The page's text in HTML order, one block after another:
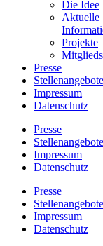
Die Idee
Aktuelle
Projekte
Presse
Stellenangebote
Impressum
Datenschutz
Presse
Stellenangebote
Impressum
Datenschutz
Presse
Stellenangebote
Impressum
Datenschutz